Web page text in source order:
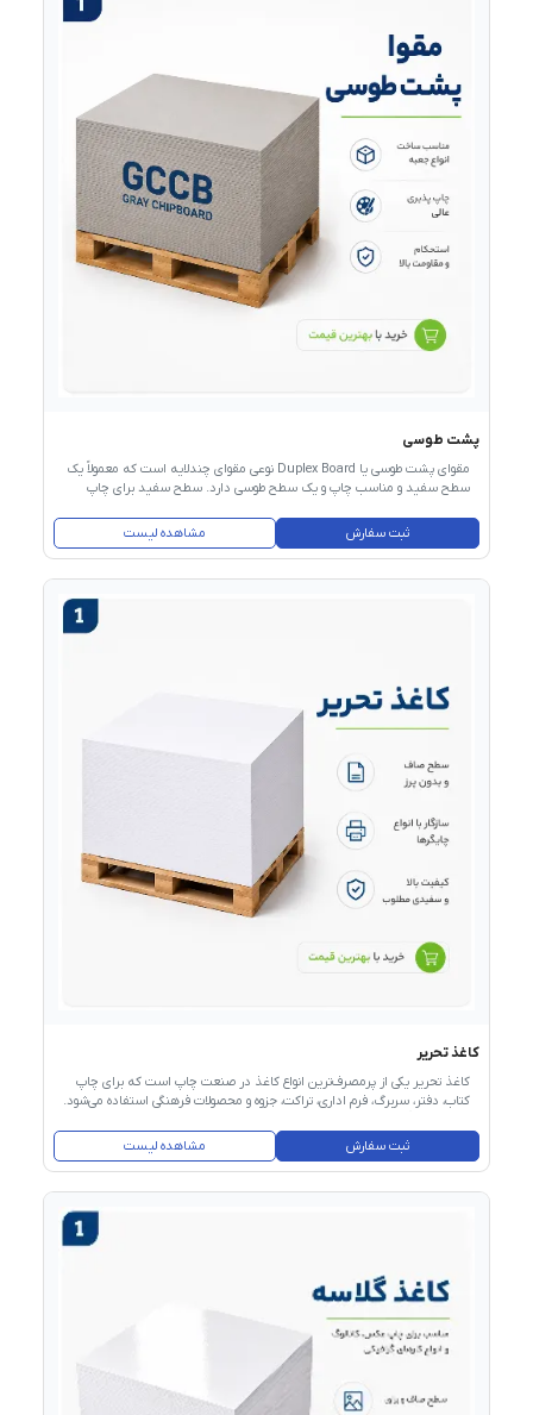
پشت طوسی
مقوای پشت طوسی یا Duplex Board نوعی مقوای چندلایه است که معمولاً یک
سطح سفید و مناسب چاپ و یک سطح طوسی دارد. سطح سفید برای چاپ
استحکام مقوا کمک می‌کند. قیمت اقتصادی، قابلیت چاپ، برش، دایکات و
فرم‌دهی مناسب باعث شده است خرید مقوای پشت طوسی برای تولید
جعبه‌های عمومی و بسته‌بندی‌های اقتصادی موردتوجه چاپخانه‌ها و
جعبه‌سازان قرار بگیرد. هنگام خرید باید گرماژ، ابعاد، کیفیت سطح، میزان
ثبت سفارش مشاهده لیست
کاغذ تحریر
کاغذ تحریر یکی از پرمصرف‌ترین انواع کاغذ در صنعت چاپ است که برای چاپ
کتاب، دفتر، سربرگ، فرم اداری، تراکت، جزوه و محصولات فرهنگی استفاده می‌شود.
برای کاربردهای عمومی و حرفه‌ای مناسب کرده است. هنگام خرید کاغذ تحریر
باید گرماژ، ابعاد، برند، سفیدی، ضخامت، میزان رطوبت، یکنواختی سطح و سازگاری
آن با دستگاه چاپ بررسی شود. انتخاب صحیح کاغذ باعث کاهش ضایعات و
افزایش کیفیت محصول چاپی خواهد شد.
ثبت سفارش مشاهده لیست